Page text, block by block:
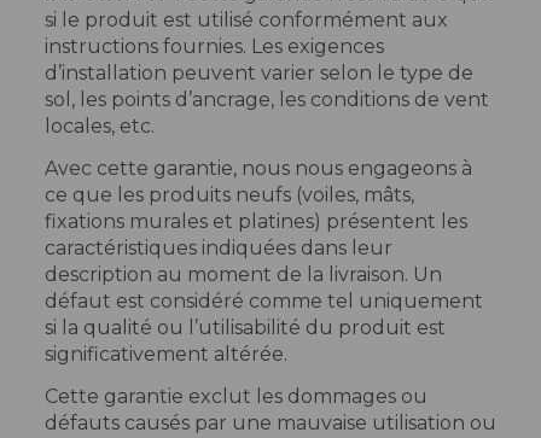
si le produit est utilisé conformément aux
instructions fournies. Les exigences
d’installation peuvent varier selon le type de
sol, les points d’ancrage, les conditions de vent
locales, etc.
Avec cette garantie, nous nous engageons à
ce que les produits neufs (voiles, mâts,
fixations murales et platines) présentent les
caractéristiques indiquées dans leur
description au moment de la livraison. Un
défaut est considéré comme tel uniquement
si la qualité ou l’utilisabilité du produit est
significativement altérée.
Cette garantie exclut les dommages ou
défauts causés par une mauvaise utilisation ou